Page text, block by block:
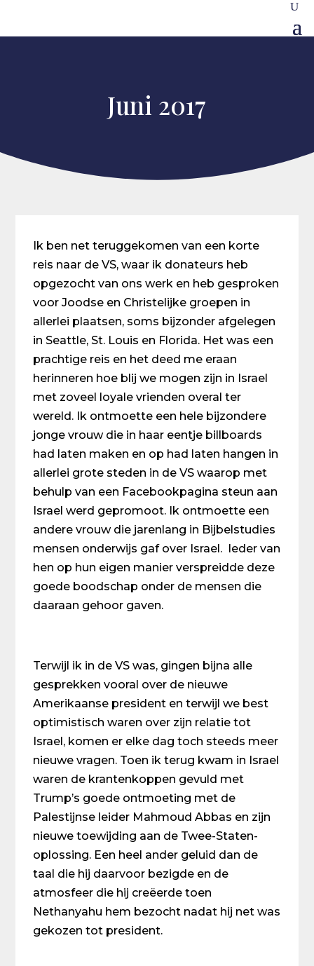
Juni 2017
Ik ben net teruggekomen van een korte
reis naar de VS, waar ik donateurs heb
opgezocht van ons werk en heb gesproken
voor Joodse en Christelijke groepen in
allerlei plaatsen, soms bijzonder afgelegen
in Seattle, St. Louis en Florida. Het was een
prachtige reis en het deed me eraan
herinneren hoe blij we mogen zijn in Israel
met zoveel loyale vrienden overal ter
wereld. Ik ontmoette een hele bijzondere
jonge vrouw die in haar eentje billboards
had laten maken en op had laten hangen in
allerlei grote steden in de VS waarop met
behulp van een Facebookpagina steun aan
Israel werd gepromoot. Ik ontmoette een
andere vrouw die jarenlang in Bijbelstudies
mensen onderwijs gaf over Israel. Ieder van
hen op hun eigen manier verspreidde deze
goede boodschap onder de mensen die
daaraan gehoor gaven.
Terwijl ik in de VS was, gingen bijna alle
gesprekken vooral over de nieuwe
Amerikaanse president en terwijl we best
optimistisch waren over zijn relatie tot
Israel, komen er elke dag toch steeds meer
nieuwe vragen. Toen ik terug kwam in Israel
waren de krantenkoppen gevuld met
Trump’s goede ontmoeting met de
Palestijnse leider Mahmoud Abbas en zijn
nieuwe toewijding aan de Twee-Staten-
oplossing. Een heel ander geluid dan de
taal die hij daarvoor bezigde en de
atmosfeer die hij creëerde toen
Nethanyahu hem bezocht nadat hij net was
gekozen tot president.